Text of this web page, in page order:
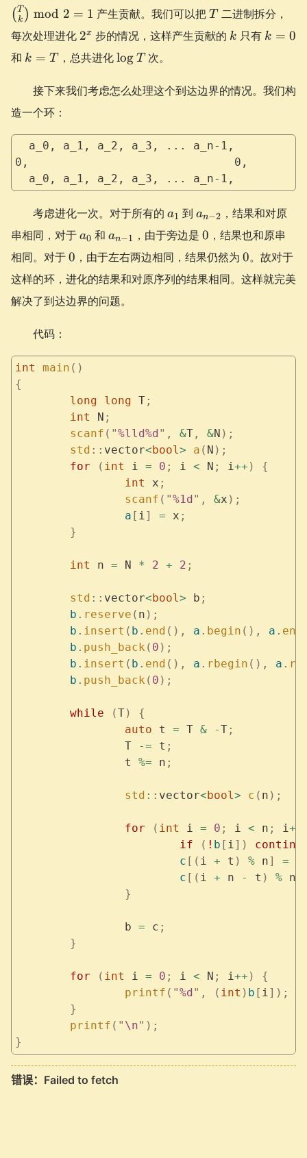
k = T
2 = 1
( k
T ) mod 2 = 1 产生贡献。我们可以把T
T 二进制拆分，
每次处理进化 2^x
2x 步的情况，这样产生贡献的 k
k 只有 k=0
k = 0
和 k=T
k = T ，总共进化\log
log T 次。
接下来我们考虑怎么处理这个到达边界的情况。我们构
造一个环：
  a_0, a_1, a_2, a_3, ... a_n-1,
0,                              0,
  a_0, a_1, a_2, a_3, ... a_n-1,
考虑进化一次。对于所有的 a_1
a1 到 a_{n-
an−2 ，结果和对原
串相同，对于 a_0
a0 和 a_{n-
an−1 ，由于旁边是 0
0 ，结果也和原串
相同。对于0
0 ，由于左右两边相同，结果仍然为 0
0。故对于
这样的环，进化的结果和对原序列的结果相同。这样就完美
解决了到达边界的问题。
代码：
int main ()
{
	long
long T;
	int
N ;
	scanf
( "%lld%d" , &T, &N );
	std
:: vector<bool> a ( N );
	for
( int i = 0 ; i < N ; i++ )
{
		int
x ;
		scanf
( "%1d" , &x );
		a
[ i] = x ;
	}
	int
n = N * 2 + 2 ;
	std
:: vector<bool> b ;
	b
. reserve ( n );
	b
. insert ( b . end (), a . begin (), a . end
	b
. push_back ( 0 );
	b
. insert ( b . end (), a . rbegin (), a .
	b
. push_back ( 0 );
	while
(T)
{
		auto
t = T & -T;
		T
-= t ;
		t
%= n ;
		std
:: vector<bool> c ( n );
		for
( int i = 0 ; i < n ; i++
			if
( ! b [ i])
			c
[( i + t ) % n] =
			c
[( i + n - t ) % n
		}
		b
= c ;
	}
	for
( int i = 0 ; i < N ; i++ )
{
		printf
( "%d" , ( int ) b [ i]);
	}
	printf
( " \n" );
}